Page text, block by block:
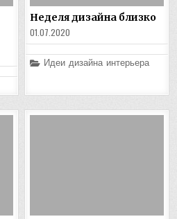
Неделя дизайна близко
01.07.2020
Posted
in
Идеи дизайна интерьера